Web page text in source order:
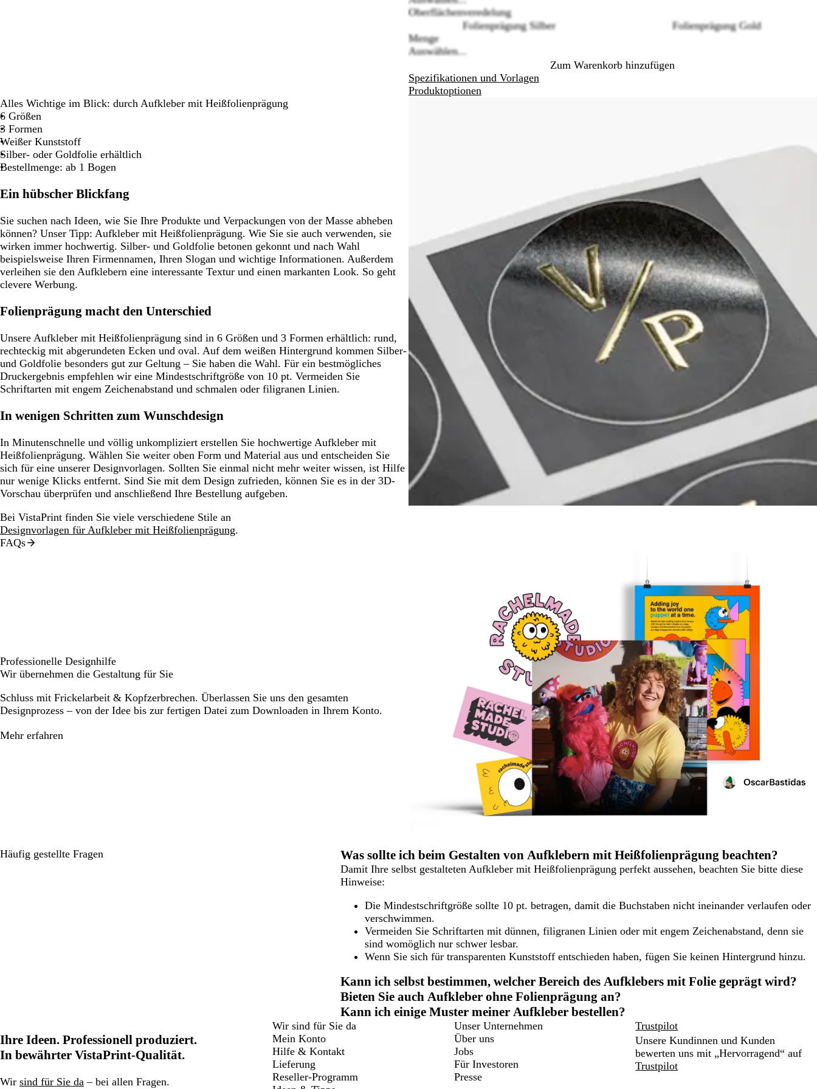
Oberflächenveredelung
Folienprägung Silber
Folienprägung Gold
Menge
Auswählen...
Zum Warenkorb hinzufügen
Spezifikationen und Vorlagen
Produktoptionen
Alles Wichtige im Blick: durch Aufkleber mit Heißfolienprägung
6 Größen
3 Formen
Weißer Kunststoff
Silber- oder Goldfolie erhältlich
Bestellmenge: ab 1 Bogen
Ein hübscher Blickfang
Sie suchen nach Ideen, wie Sie Ihre Produkte und Verpackungen von der Masse abheben
können? Unser Tipp: Aufkleber mit Heißfolienprägung. Wie Sie sie auch verwenden, sie
wirken immer hochwertig. Silber- und Goldfolie betonen gekonnt und nach Wahl
beispielsweise Ihren Firmennamen, Ihren Slogan und wichtige Informationen. Außerdem
verleihen sie den Aufklebern eine interessante Textur und einen markanten Look. So geht
clevere Werbung.
Folienprägung macht den Unterschied
Unsere Aufkleber mit Heißfolienprägung sind in 6 Größen und 3 Formen erhältlich: rund,
rechteckig mit abgerundeten Ecken und oval. Auf dem weißen Hintergrund kommen Silber-
und Goldfolie besonders gut zur Geltung – Sie haben die Wahl. Für ein bestmögliches
Druckergebnis empfehlen wir eine Mindestschriftgröße von 10 pt. Vermeiden Sie
Schriftarten mit engem Zeichenabstand und schmalen oder filigranen Linien.
In wenigen Schritten zum Wunschdesign
In Minutenschnelle und völlig unkompliziert erstellen Sie hochwertige Aufkleber mit
Heißfolienprägung. Wählen Sie weiter oben Form und Material aus und entscheiden Sie
sich für eine unserer Designvorlagen. Sollten Sie einmal nicht mehr weiter wissen, ist Hilfe
nur wenige Klicks entfernt. Sind Sie mit dem Design zufrieden, können Sie es in der 3D-
Vorschau überprüfen und anschließend Ihre Bestellung aufgeben.
Bei VistaPrint finden Sie viele verschiedene Stile an
Designvorlagen für Aufkleber mit Heißfolienprägung.
FAQs
Professionelle Designhilfe
Wir übernehmen die Gestaltung für Sie
Schluss mit Frickelarbeit & Kopfzerbrechen. Überlassen Sie uns den gesamten
Designprozess – von der Idee bis zur fertigen Datei zum Downloaden in Ihrem Konto.
Mehr erfahren
Häufig gestellte Fragen Was sollte ich beim Gestalten von Aufklebern mit Heißfolienprägung beachten?
Damit Ihre selbst gestalteten Aufkleber mit Heißfolienprägung perfekt aussehen, beachten Sie bitte diese
Hinweise:
Die Mindestschriftgröße sollte 10 pt. betragen, damit die Buchstaben nicht ineinander verlaufen oder
verschwimmen.
Vermeiden Sie Schriftarten mit dünnen, filigranen Linien oder mit engem Zeichenabstand, denn sie
sind womöglich nur schwer lesbar.
Wenn Sie sich für transparenten Kunststoff entschieden haben, fügen Sie keinen Hintergrund hinzu.
Kann ich selbst bestimmen, welcher Bereich des Aufklebers mit Folie geprägt wird?
Bieten Sie auch Aufkleber ohne Folienprägung an?
Kann ich einige Muster meiner Aufkleber bestellen?
Ihre Ideen. Professionell produziert.
In bewährter VistaPrint-Qualität.
Wir sind für Sie da – bei allen Fragen.
Wir sind für Sie da
Mein Konto
Hilfe & Kontakt
Lieferung
Reseller-Programm
Unser Unternehmen
Über uns
Jobs
Für Investoren
Presse
Trustpilot
Unsere Kundinnen und Kunden
bewerten uns mit „Hervorragend“ auf
Trustpilot